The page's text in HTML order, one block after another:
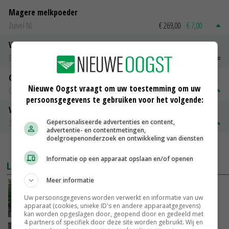
Magere melkpoeder
Zuivel NL
€ 269,00 € 7,00
Vleeskuikens 2001-2600 gr
Barneveld
€ 1,09
Gerst
Groningen
€ 197,00 € 2,00
Volle melkpoeder
Zuivel NL
€ 345,00
LAATSTE NIEUWS
komkommerteelt
VANDAAG, 14:30
Nieuwe Oogst vraagt om uw toestemming om uw
persoonsgegevens te gebruiken voor het volgende:
Gepersonaliseerde advertenties en content,
advertentie- en contentmetingen,
doelgroepenonderzoek en ontwikkeling van diensten
Informatie op een apparaat opslaan en/of openen
Meer informatie
Uw persoonsgegevens worden verwerkt en informatie van uw
apparaat (cookies, unieke ID's en andere apparaatgegevens)
kan worden opgeslagen door, geopend door en gedeeld met
4 partners of specifiek door deze site worden gebruikt. Wij en